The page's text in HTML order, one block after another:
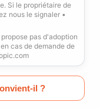
Si le propriétaire de
nous le signaler •
pas d'adoption
cas de demande de
il ?